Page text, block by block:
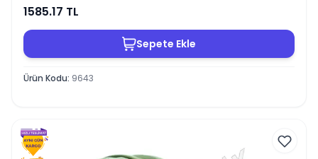
1585.17 TL
Sepete Ekle
Ürün Kodu: 9643